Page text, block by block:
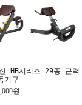
HB시리즈 29종 근력
기구
원